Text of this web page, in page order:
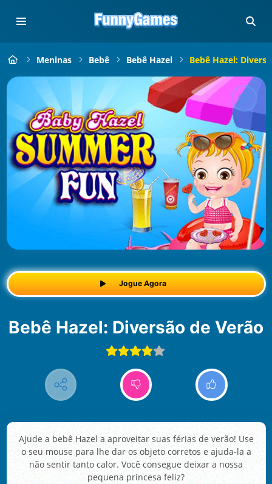
Meninas Bebê Bebê Hazel Bebê Hazel:
Jogue Agora
Bebê Hazel: Diversão de Verão
Ajude a bebê Hazel a aproveitar suas férias de verão! Use
o seu mouse para lhe dar os objeto corretos e ajuda-la a
não sentir tanto calor. Você consegue deixar a nossa
pequena princesa feliz?